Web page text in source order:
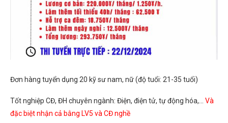
Đơn hàng tuyển dụng 20 kỹ sư nam, nữ (độ tuổi: 21-35 tuổi)
Tốt nghiệp CĐ, ĐH chuyên ngành: Điện, điện tử, tự động hóa,… Và
đặc biệt nhận cả bằng LV5 và CĐ nghề